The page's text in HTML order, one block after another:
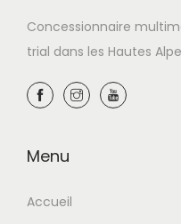
Concessionnaire
trial dans les Hautes
Menu
Accueil